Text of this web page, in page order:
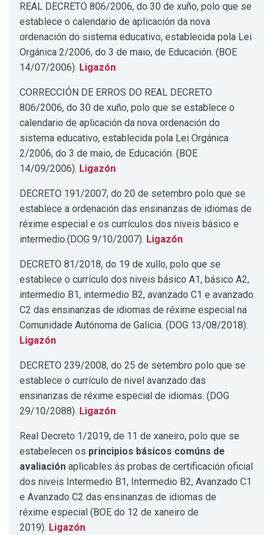
REAL DECRETO 806/2006, do 30 de xuño, polo que se
establece o calendario de aplicación da nova
ordenación do sistema educativo, establecida pola Lei
Orgánica 2/2006, do 3 de maio, de Educación. (BOE
14/07/2006). Ligazón
CORRECCIÓN DE ERROS DO REAL DECRETO
806/2006, do 30 de xuño, polo que se establece o
calendario de aplicación da nova ordenación do
sistema educativo, establecida pola Lei Orgánica
2/2006, do 3 de maio, de Educación. (BOE
14/09/2006). Ligazón
DECRETO 191/2007, do 20 de setembro polo que se
establece a ordenación das ensinanzas de idiomas de
réxime especial e os currículos dos niveis básico e
intermedio.(DOG 9/10/2007). Ligazón
DECRETO 81/2018, do 19 de xullo, polo que se
establece o currículo dos niveis básico A1, básico A2,
intermedio B1, intermedio B2, avanzado C1 e avanzado
C2 das ensinanzas de idiomas de réxime especial na
Comunidade Autónoma de Galicia. (DOG 13/08/2018).
Ligazón
DECRETO 239/2008, do 25 de setembro polo que se
establece o currículo de nivel avanzado das
ensinanzas de réxime especial de idiomas. (DOG
29/10/2088). Ligazón
Real Decreto 1/2019, de 11 de xaneiro, polo que se
estabelecen os principios básicos comúns de
avaliación aplicables ás probas de certificación oficial
dos niveis Intermedio B1, Intermedio B2, Avanzado C1
e Avanzado C2 das ensinanzas de idiomas de
réxime especial (BOE do 12 de xaneiro de
2019). Ligazón